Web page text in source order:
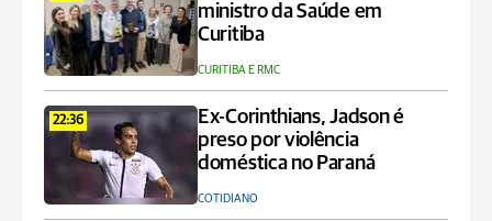
ministro da Saúde em
Curitiba
CURITIBA E RMC
22:36
Ex-Corinthians, Jadson é
preso por violência
doméstica no Paraná
COTIDIANO